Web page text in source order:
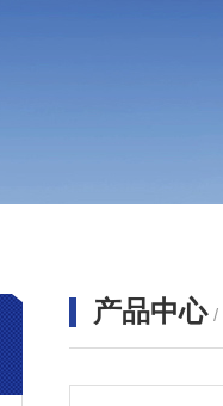
产品中心 /